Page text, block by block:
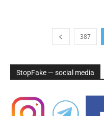
387
StopFake — social media